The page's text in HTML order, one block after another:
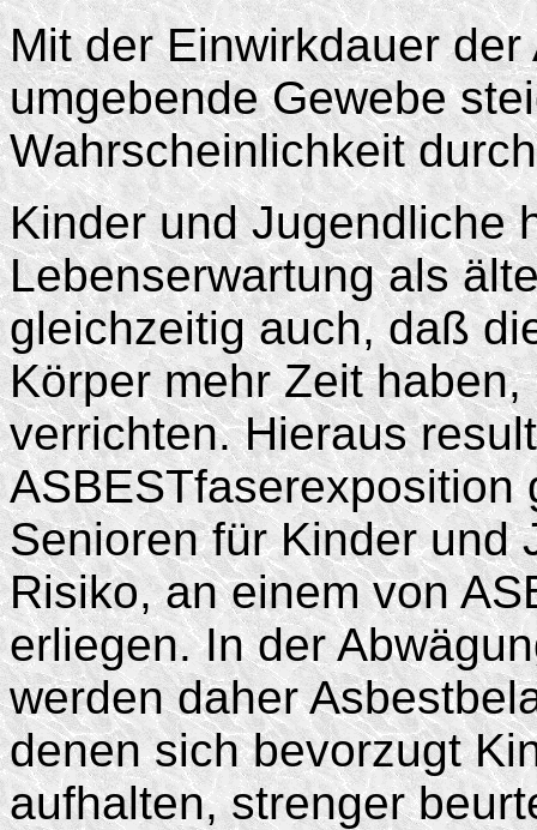
Mit der Einwirkdauer
umgebende Gewebe
Wahrscheinlichkeit
Kinder und Jugendliche
Lebenserwartung als
gleichzeitig auch, daß
Körper mehr Zeit
verrichten. Hieraus
ASBESTfaserexposition
Senioren für Kinder und
Risiko, an einem von
erliegen. In der
werden daher
denen sich bevorzugt
aufhalten, strenger